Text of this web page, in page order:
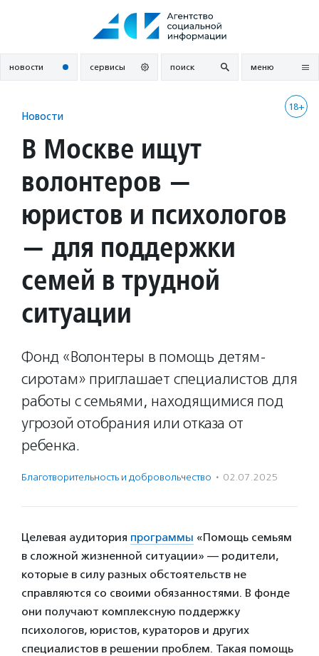
новости сервисы поиск меню
18+
Новости
В Москве ищут
волонтеров —
юристов и психологов
— для поддержки
семей в трудной
ситуации
Фонд «Волонтеры в помощь детям-
сиротам» приглашает специалистов для
работы с семьями, находящимися под
угрозой отобрания или отказа от
ребенка.
Благотвори­тель­ность и доброволь­чест­во · 02.07.2025
Целевая аудитория программы «Помощь семьям
в сложной жизненной ситуации» — родители,
которые в силу разных обстоятельств не
справляются со своими обязанностями. В фонде
они получают комплексную поддержку
психологов, юристов, кураторов и других
специалистов в решении проблем. Такая помощь